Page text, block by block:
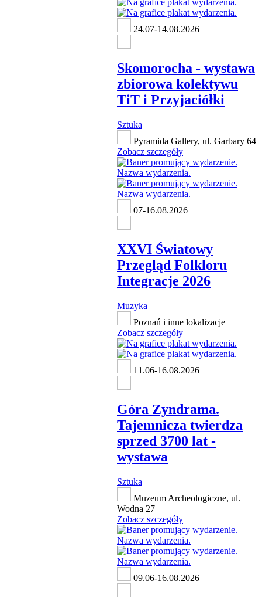
24.07-14.08.2026
Skomorocha - wystawa
zbiorowa kolektywu
TiT i Przyjaciółki
Sztuka
Pyramida Gallery, ul. Garbary 64
Zobacz szczegóły
07-16.08.2026
XXVI Światowy
Przegląd Folkloru
Integracje 2026
Muzyka
Poznań i inne lokalizacje
Zobacz szczegóły
11.06-16.08.2026
Góra Zyndrama.
Tajemnicza twierdza
sprzed 3700 lat -
wystawa
Sztuka
Muzeum Archeologiczne, ul.
Wodna 27
Zobacz szczegóły
09.06-16.08.2026